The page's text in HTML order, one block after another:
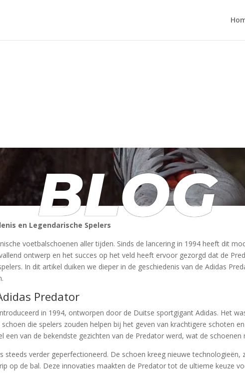
BLOG
en Legendarische Spelers
voetbalschoenen aller tijden. Sinds de lancering in 1994 heeft dit
ontwerp en het succes op het veld heeft ervoor gezorgd dat de
In dit artikel duiken we dieper in de geschiedenis van de Adidas
Predator
in 1994, ontworpen door de Duitse sportgigant Adidas. Het
schoen die spelers zouden helpen bij het geven van krachtigere schoten
een van de bekendste gezichten van de Predator werd, wat de
steeds verder geperfectioneerd. De schoen kreeg nieuwe
op de bal. Deze innovaties maakten de Predator tot de ultieme keuze